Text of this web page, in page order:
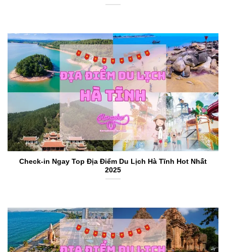
Check-in Ngay Top Địa Điểm Du Lịch Hà Tĩnh Hot Nhất
2025